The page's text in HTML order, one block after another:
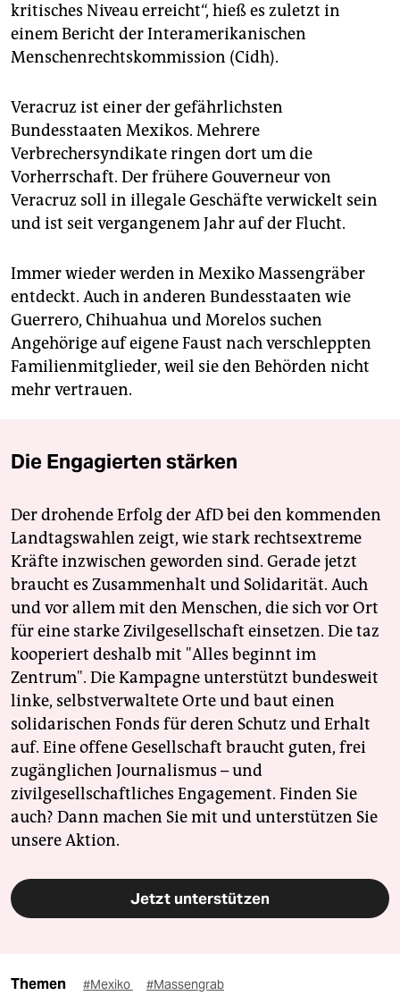
kritisches Niveau erreicht“, hieß es zuletzt in
einem Bericht der Interamerikanischen
Menschenrechtskommission (Cidh).
Veracruz ist einer der gefährlichsten
Bundesstaaten Mexikos. Mehrere
Verbrechersyndikate ringen dort um die
Vorherrschaft. Der frühere Gouverneur von
Veracruz soll in illegale Geschäfte verwickelt sein
und ist seit vergangenem Jahr auf der Flucht.
Immer wieder werden in Mexiko Massengräber
entdeckt. Auch in anderen Bundesstaaten wie
Guerrero, Chihuahua und Morelos suchen
Angehörige auf eigene Faust nach verschleppten
Familienmitglieder, weil sie den Behörden nicht
mehr vertrauen.
Die Engagierten stärken
Der drohende Erfolg der AfD bei den kommenden
Landtagswahlen zeigt, wie stark rechtsextreme
Kräfte inzwischen geworden sind. Gerade jetzt
braucht es Zusammenhalt und Solidarität. Auch
und vor allem mit den Menschen, die sich vor Ort
für eine starke Zivilgesellschaft einsetzen. Die taz
kooperiert deshalb mit "Alles beginnt im
Zentrum". Die Kampagne unterstützt bundesweit
linke, selbstverwaltete Orte und baut einen
solidarischen Fonds für deren Schutz und Erhalt
auf. Eine offene Gesellschaft braucht guten, frei
zugänglichen Journalismus – und
zivilgesellschaftliches Engagement. Finden Sie
auch? Dann machen Sie mit und unterstützen Sie
unsere Aktion.
Jetzt unterstützen
Themen #Mexiko #Massengrab